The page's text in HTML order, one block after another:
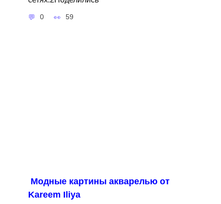
0 59
Модные картины акварелью от
Kareem Iliya